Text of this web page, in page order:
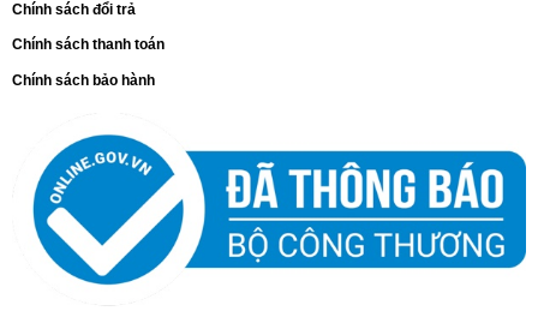
Chính sách đổi trả
Chính sách thanh toán
Chính sách bảo hành